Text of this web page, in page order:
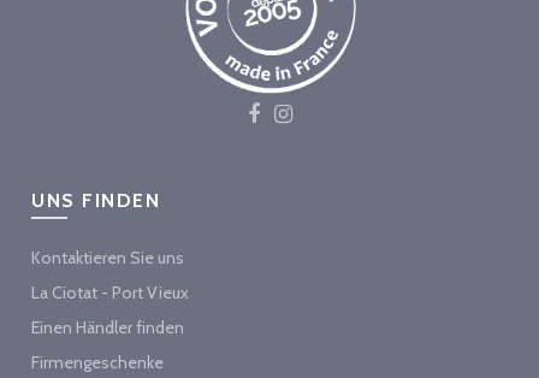
UNS FINDEN
Kontaktieren Sie uns
La Ciotat - Port Vieux
Einen Händler finden
Firmengeschenke